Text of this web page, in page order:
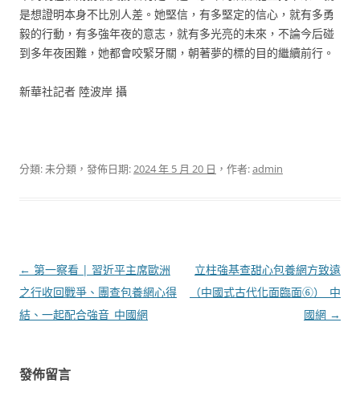
是想證明本身不比別人差。她堅信，有多堅定的信心，就有多勇
毅的行動，有多強年夜的意志，就有多光亮的未來，不論今后碰
到多年夜困難，她都會咬緊牙關，朝著夢的標的目的繼續前行。
新華社記者 陸波岸 攝
分類: 未分類，發佈日期:2024 年 5 月 20 日 ，作者:admin
文
章
導
← 第一察看 | 習近平主席歐洲
之行收回戰爭、團查包養網心得
結、一起配合強音_中國網
立柱強基查甜心包養網方致遠
（中國式古代化面臨面⑥）_中
國網 →
發佈留言